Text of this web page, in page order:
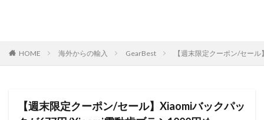
HOME 海外からの輸入 GearBest 【週末限定クーポン/セー
【週末限定クーポン/セール】Xiaomiバックパッ